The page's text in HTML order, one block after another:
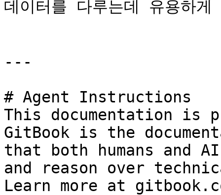
데이터를 다루는데 유용하
---
# Agent Instructions
This documentation is
GitBook is the
that both humans and
and reason over
Learn more at